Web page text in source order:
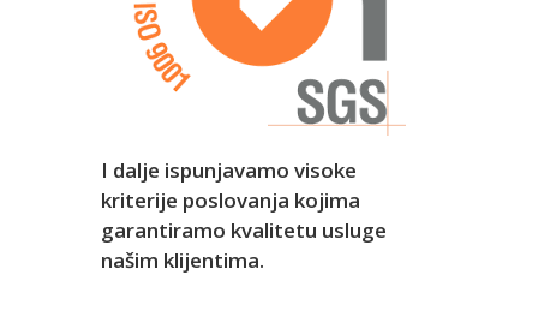
I dalje ispunjavamo visoke
kriterije poslovanja kojima
garantiramo kvalitetu usluge
našim klijentima.